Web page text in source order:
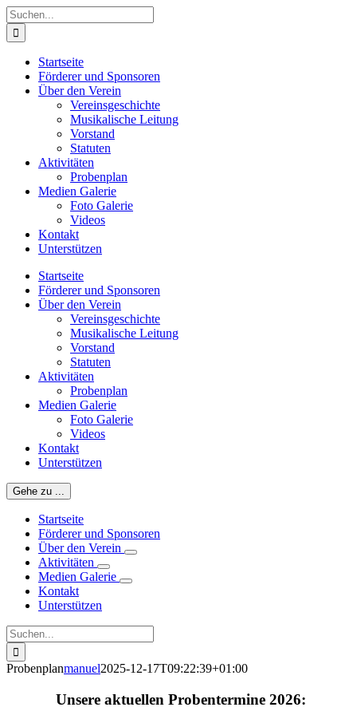
Zum
Inhalt
springen
Suche
nach:
Startseite
Förderer und Sponsoren
Über den Verein
Vereinsgeschichte
Musikalische Leitung
Vorstand
Statuten
Aktivitäten
Probenplan
Medien Galerie
Foto Galerie
Videos
Kontakt
Unterstützen
Startseite
Förderer und Sponsoren
Über den Verein
Vereinsgeschichte
Musikalische Leitung
Vorstand
Statuten
Aktivitäten
Probenplan
Medien Galerie
Foto Galerie
Videos
Kontakt
Unterstützen
Gehe zu ...
Startseite
Förderer und Sponsoren
Über den Verein
Aktivitäten
Medien Galerie
Kontakt
Unterstützen
Suche
nach:
Probenplanmanuel2025-12-17T09:22:39+01:00
Unsere aktuellen Probentermine 2026: